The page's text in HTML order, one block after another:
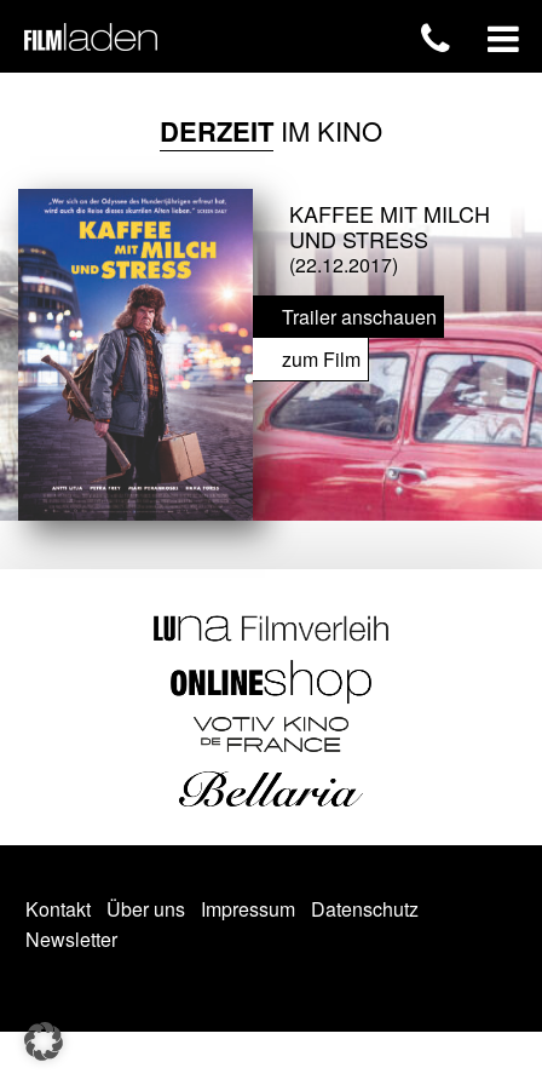
DERZEITIM KINO
KAFFEE MIT MILCH
UND STRESS
(22.12.2017)
Trailer anschauen
zum Film
Kontakt Über uns Impressum
Datenschutz
Newsletter